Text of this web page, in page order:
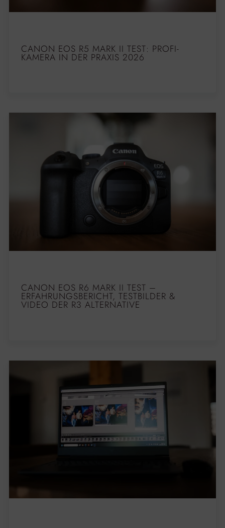
CANON EOS R5 MARK II TEST: PROFI-
KAMERA IN DER PRAXIS 2026
CANON EOS R6 MARK II TEST –
ERFAHRUNGSBERICHT, TESTBILDER &
VIDEO DER R3 ALTERNATIVE